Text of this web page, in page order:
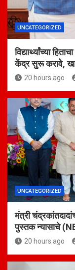
UNCATEGORIZED
विद्यार्थ्यांच्या
केंद्र सुरू करावे,
20 hours ago
UNCATEGORIZED
मंत्री
पुस्तक न्यासाचे
20 hours ago